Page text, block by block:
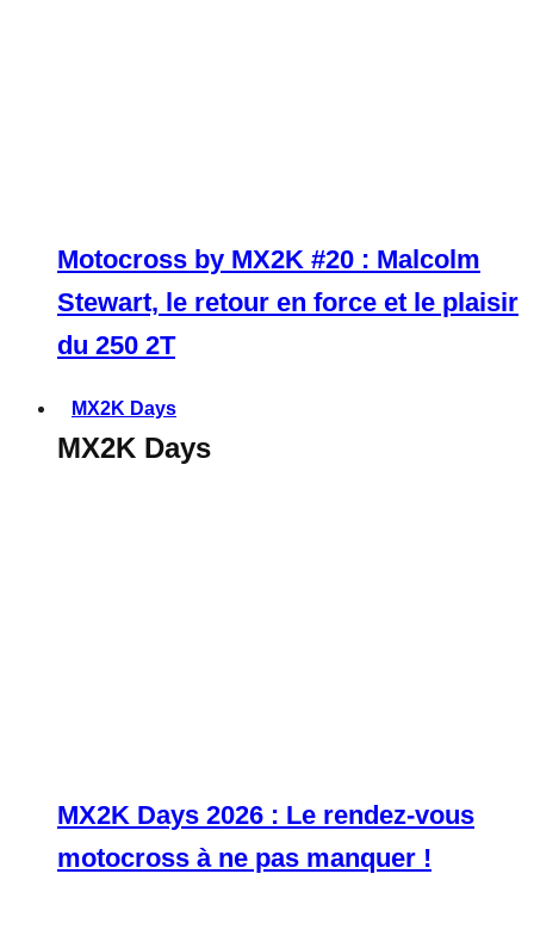
Motocross by MX2K #20 : Malcolm
Stewart, le retour en force et le plaisir
du 250 2T
MX2K Days
MX2K Days
MX2K Days 2026 : Le rendez-vous
motocross à ne pas manquer !